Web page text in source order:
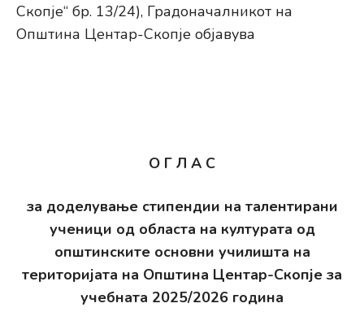
Скопје“ бр. 13/24), Градоначалникот на
Општина Центар-Скопје објавува
О Г Л А С
за доделување стипендии на талентирани
ученици од областа на културата од
општинските основни училишта на
територијата на Општина Центар-Скопје за
учебната 2025/2026 година